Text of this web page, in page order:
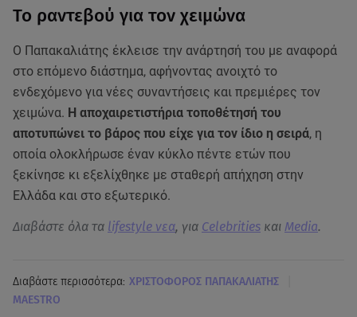
Το ραντεβού για τον χειμώνα
Ο Παπακαλιάτης έκλεισε την ανάρτησή του με αναφορά
στο επόμενο διάστημα, αφήνοντας ανοιχτό το
ενδεχόμενο για νέες συναντήσεις και πρεμιέρες τον
χειμώνα. Η αποχαιρετιστήρια τοποθέτησή του
αποτυπώνει το βάρος που είχε για τον ίδιο η σειρά, η
οποία ολοκλήρωσε έναν κύκλο πέντε ετών που
ξεκίνησε κι εξελίχθηκε με σταθερή απήχηση στην
Ελλάδα και στο εξωτερικό.
Διαβάστε όλα τα lifestyle νεα, για Celebrities και Media.
Διαβάστε περισσότερα: ΧΡΙΣΤΟΦΟΡΟΣ ΠΑΠΑΚΑΛΙΑΤΗΣ
MAESTRO